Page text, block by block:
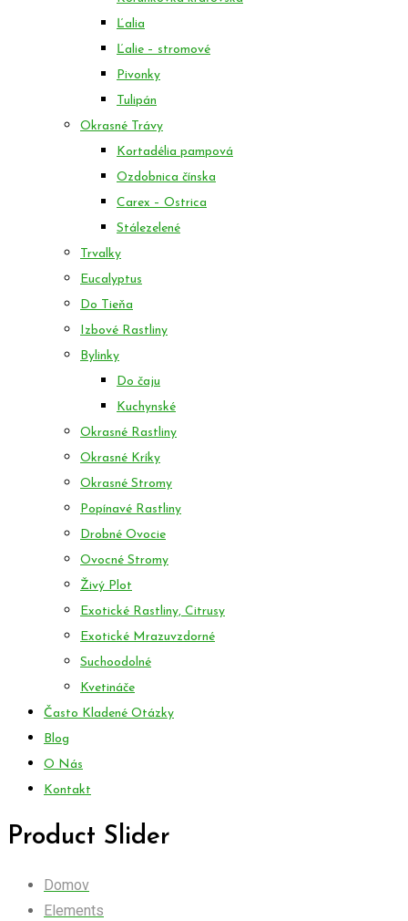
Ľalia
Ľalie – stromové
Pivonky
Tulipán
Okrasné Trávy
Kortadélia pampová
Ozdobnica čínska
Carex – Ostrica
Stálezelené
Trvalky
Eucalyptus
Do Tieňa
Izbové Rastliny
Bylinky
Do čaju
Kuchynské
Okrasné Rastliny
Okrasné Kríky
Okrasné Stromy
Popínavé Rastliny
Drobné Ovocie
Ovocné Stromy
Živý Plot
Exotické Rastliny, Citrusy
Exotické Mrazuvzdorné
Suchoodolné
Kvetináče
Často Kladené Otázky
Blog
O Nás
Kontakt
Product Slider
Domov
Elements